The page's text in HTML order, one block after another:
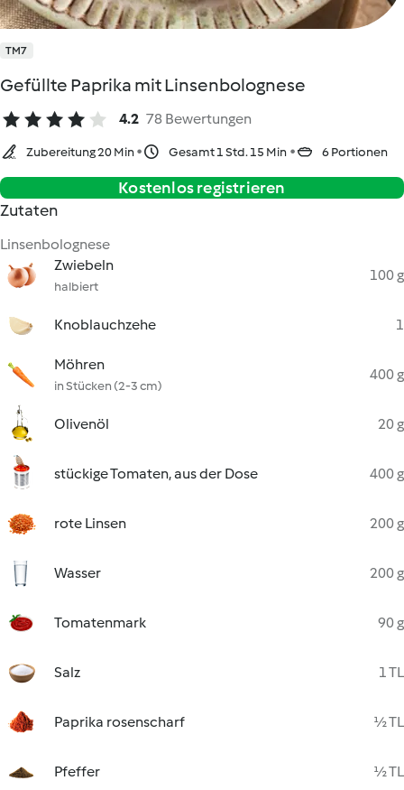
TM7
Gefüllte Paprika mit Linsenbolognese
4.2 78 Bewertungen
Zubereitung 20 Min Gesamt 1 Std. 15 Min 6 Portionen
Kostenlos registrieren
Zutaten
Linsenbolognese
Zwiebeln
halbiert
100 g
Knoblauchzehe 1
Möhren
in Stücken (2-3 cm)
400 g
Olivenöl 20 g
stückige Tomaten, aus der Dose 400 g
rote Linsen 200 g
Wasser 200 g
Tomatenmark 90 g
Salz 1 TL
Paprika rosenscharf ½ TL
Pfeffer ½ TL